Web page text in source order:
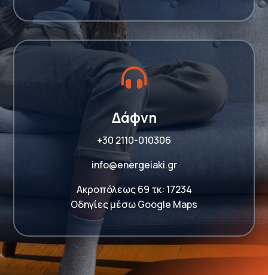

Δάφνη
+30 2110-010306
info@energeiaki.gr
Ακροπόλεως 69 τκ: 17234
Οδηγίες μέσω Google Maps